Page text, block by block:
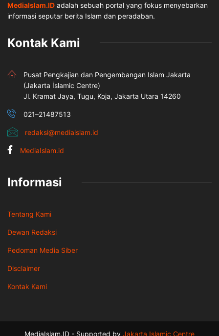
MediaIslam.ID adalah sebuah portal yang fokus menyebarkan
informasi seputar berita Islam dan peradaban.
Kontak Kami
Pusat Pengkajian dan Pengembangan Islam Jakarta
(Jakarta İslamic Centre)
Jl. Kramat Jaya, Tugu, Koja, Jakarta Utara 14260
021–21487513
redaksi@mediaislam.id
MediaIslam.id
Informasi
Tentang Kami
Dewan Redaksi
Pedoman Media Siber
Disclaimer
Kontak Kami
MediaIslam.ID - Supported by Jakarta Islamic Centre